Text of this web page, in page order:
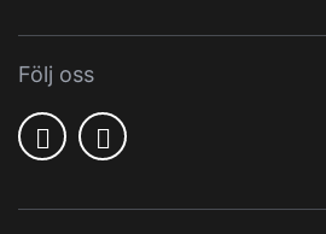
Följ oss